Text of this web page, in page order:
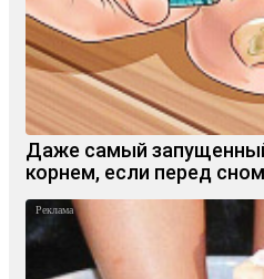
Даже самый
корнем, если перед